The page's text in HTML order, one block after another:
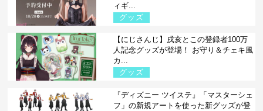
ィギ...
グッズ
【にじさんじ】戌亥とこの登録者100万
人記念グッズが登場！ お守り＆チェキ風
カ...
グッズ
『ディズニー ツイステ』「マスターシェ
フ」の新規アートを使った新グッズが登